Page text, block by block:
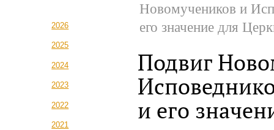
2026
2025
2024
2023
2022
2021
Новомучеников и
его значение для
Подвиг
и его